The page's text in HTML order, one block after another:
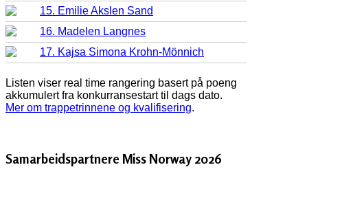
15. Emilie Akslen Sand
16. Madelen Langnes
17. Kajsa Simona Krohn-Mönnich
Listen viser real time rangering basert på poeng
akkumulert fra konkurransestart til dags dato.
Mer om trappetrinnene og kvalifisering.
Samarbeidspartnere Miss Norway 2026